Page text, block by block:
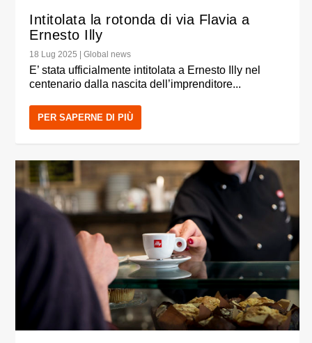
Intitolata la rotonda di via Flavia a
Ernesto Illy
18 Lug 2025 |Global news
E’ stata ufficialmente intitolata a Ernesto Illy nel
centenario dalla nascita dell’imprenditore...
PER SAPERNE DI PIÙ